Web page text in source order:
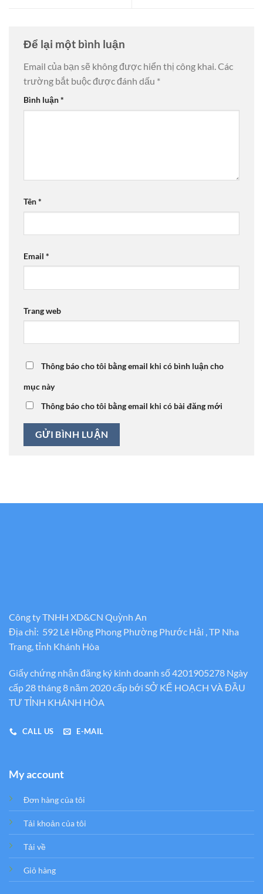
Để lại một bình luận
Email của bạn sẽ không được hiển thị công khai.Các
trường bắt buộc được đánh dấu *
Bình luận*
Tên*
Email *
Trang web
Thông báo cho tôi bằng email khi có bình luận cho
mục này
Thông báo cho tôi bằng email khi có bài đăng mới
Công ty TNHH XD&CN Quỳnh An
Địa chỉ: 592 Lê Hồng Phong Phường Phước Hải , TP Nha
Trang, tỉnh Khánh Hòa
Giấy chứng nhận đăng ký kinh doanh số 4201905278 Ngày
cấp 28 tháng 8 năm 2020 cấp bới SỞ KẾ HOẠCH VÀ ĐẦU
TƯ TỈNH KHÁNH HÒA
CALL US E-MAIL
My account
Đơn hàng của tôi
Tải khoản của tôi
Tải về
Giỏ hàng